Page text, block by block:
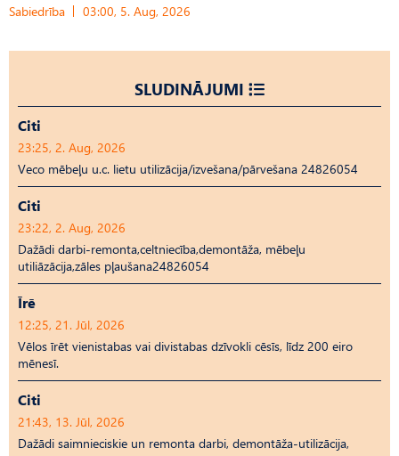
Sabiedrība 03:00, 5. Aug, 2026
SLUDINĀJUMI
Citi
23:25, 2. Aug, 2026
Veco mēbeļu u.c. lietu utilizācija/izvešana/pārvešana 24826054
Citi
23:22, 2. Aug, 2026
Dažādi darbi-remonta,celtniecība,demontāža, mēbeļu
utiliāzācija,zāles pļaušana24826054
Īrē
12:25, 21. Jūl, 2026
Vēlos īrēt vienistabas vai divistabas dzīvokli cēsīs, līdz 200 eiro
mēnesī.
Citi
21:43, 13. Jūl, 2026
Dažādi saimnieciskie un remonta darbi, demontāža-utilizācija,